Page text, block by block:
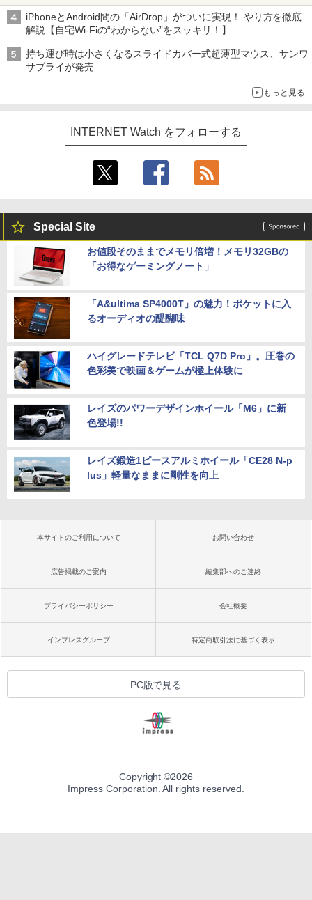
真や映像を使った投資詐欺などへの対策として
iPhoneとAndroid間の「AirDrop」がついに実現！ やり方を徹底
解説【自宅Wi-Fiの“わからない”をスッキリ！】
持ち運び時は小さくなるスライドカバー式超薄型マウス、サンワ
サプライが発売
もっと見る
INTERNET Watch をフォローする
Special Site
お値段そのままでメモリ倍増！メモリ32GBの
「お得なゲーミングノート」
「A&ultima SP4000T」の魅力！ポケットに入
るオーディオの醍醐味
ハイグレードテレビ「TCL Q7D Pro」。圧巻の
色彩美で映画＆ゲームが極上体験に
レイズのパワーデザインホイール「M6」に新
色登場!!
レイズ鍛造1ピースアルミホイール「CE28 N-p
lus」軽量なままに剛性を向上
本サイトのご利用について お問い合わせ
広告掲載のご案内 編集部へのご連絡
プライバシーポリシー 会社概要
インプレスグループ 特定商取引法に基づく表示
PC版で見る
Copyright ©2026
Impress Corporation. All rights reserved.